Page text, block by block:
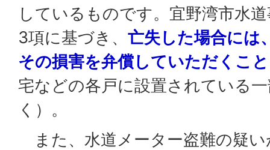
しているものです。宜野湾市水
3項に基づき、 亡失した場合には
その損害を弁償していただくこ
宅などの各戸に設置されている
く）。
また、水道メーター盗難の疑